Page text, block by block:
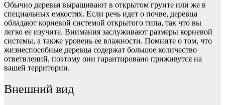
Обычно деревья выращивают в открытом грунте или же в
специальных емкостях. Если речь идет о почве, деревца
обладают корневой системой открытого типа, так что вы
легко ее изучите. Внимания заслуживают размеры корневой
системы, а также уровень ее влажности. Помните о том, что
жизнеспособные деревца содержат большое количество
ответвлений, поэтому они гарантировано приживутся на
вашей территории.
Внешний вид